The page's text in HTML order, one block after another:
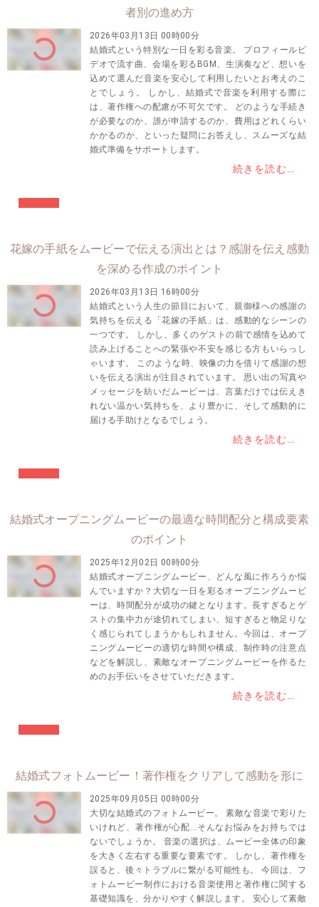
者別の進め方
2026年03月13日 00時00分
結婚式という特別な一日を彩る音楽。 プロフィールビ
デオで流す曲、会場を彩るBGM、生演奏など、想いを
込めて選んだ音楽を安心して利用したいとお考えのこ
とでしょう。 しかし、結婚式で音楽を利用する際に
は、著作権への配慮が不可欠です。 どのような手続き
が必要なのか、誰が申請するのか、費用はどれくらい
かかるのか、といった疑問にお答えし、スムーズな結
婚式準備をサポートします。
続きを読む…
花嫁の手紙をムービーで伝える演出とは？感謝を伝え感動
を深める作成のポイント
2026年03月13日 16時00分
結婚式という人生の節目において、親御様への感謝の
気持ちを伝える「花嫁の手紙」は、感動的なシーンの
一つです。 しかし、多くのゲストの前で感情を込めて
読み上げることへの緊張や不安を感じる方もいらっし
ゃいます。 このような時、映像の力を借りて感謝の想
いを伝える演出が注目されています。 思い出の写真や
メッセージを紡いだムービーは、言葉だけでは伝えき
れない温かい気持ちを、より豊かに、そして感動的に
届ける手助けとなるでしょう。
続きを読む…
結婚式オープニングムービーの最適な時間配分と構成要素
のポイント
2025年12月02日 00時00分
結婚式オープニングムービー、どんな風に作ろうか悩
んでいますか？大切な一日を彩るオープニングムービ
ーは、時間配分が成功の鍵となります。長すぎるとゲ
ストの集中力が途切れてしまい、短すぎると物足りな
く感じられてしまうかもしれません。今回は、オープ
ニングムービーの適切な時間や構成、制作時の注意点
などを解説し、素敵なオープニングムービーを作るた
めのお手伝いをさせていただきます。
続きを読む…
結婚式フォトムービー！著作権をクリアして感動を形に
2025年09月05日 00時00分
大切な結婚式のフォトムービー。 素敵な音楽で彩りた
いけれど、著作権が心配…そんなお悩みをお持ちでは
ないでしょうか。 音楽の選択は、ムービー全体の印象
を大きく左右する重要な要素です。 しかし、著作権を
誤ると、後々トラブルに繋がる可能性も。 今回は、フ
ォトムービー制作における音楽使用と著作権に関する
基礎知識を、分かりやすく解説します。 安心して素敵